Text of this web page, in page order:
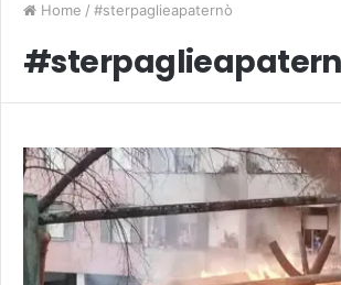
Home / #sterpaglieapaternò